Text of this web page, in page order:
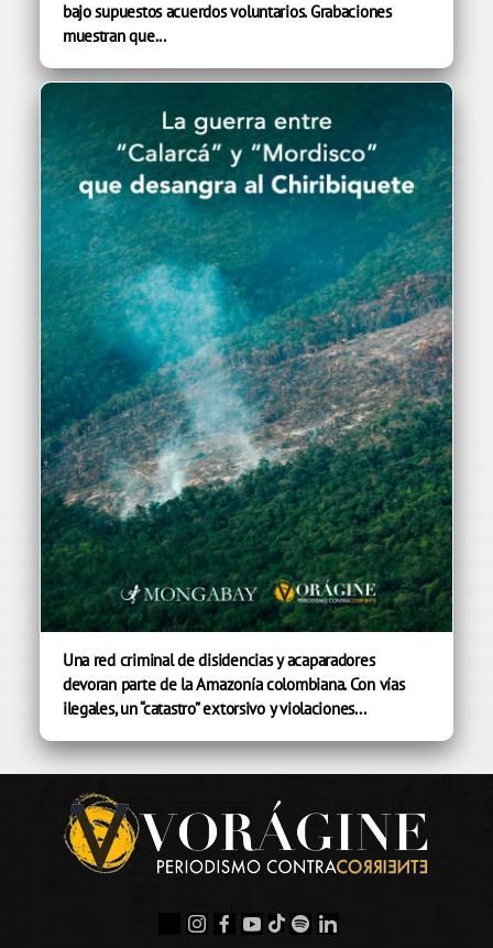
bajo supuestos acuerdos voluntarios. Grabaciones
muestran que...
Una red criminal de disidencias y acaparadores
devoran parte de la Amazonía colombiana. Con vías
ilegales, un “catastro” extorsivo y violaciones...